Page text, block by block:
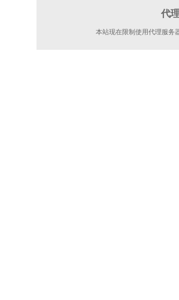
代
本站现在限制使用代理服务